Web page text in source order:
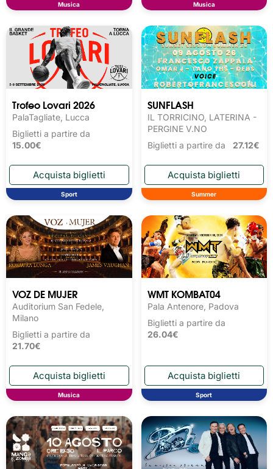
Musica Musica
Trofeo Lovari 2026
PalaTagliate, Lucca
Biglietti a partire da
15.00€
Sport
SUNFLASH
IL TORRICINO, LATERINA -
PERGINE V.NO
Biglietti a partire da 27.12€
Summer
VOZ DE MUJER
Auditorium San Fedele,
Milano
Biglietti a partire da
21.70€
Musica
WMT KOMBAT04
Pala Antenore, Padova
Biglietti a partire da
26.04€
Sport